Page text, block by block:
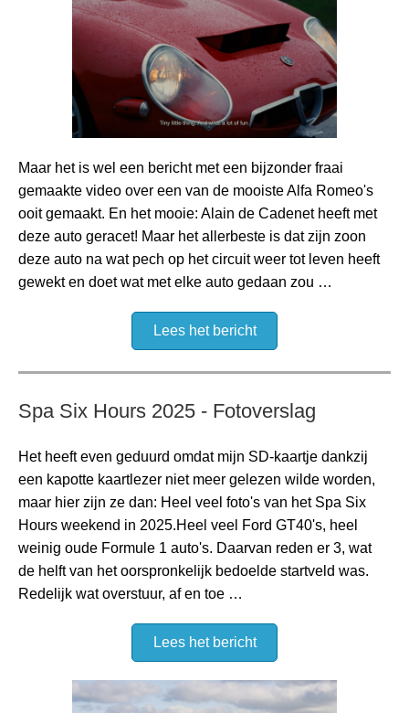
Maar het is wel een bericht met een bijzonder fraai
gemaakte video over een van de mooiste Alfa Romeo's
ooit gemaakt. En het mooie: Alain de Cadenet heeft met
deze auto geracet! Maar het allerbeste is dat zijn zoon
deze auto na wat pech op het circuit weer tot leven heeft
gewekt en doet wat met elke auto gedaan zou …
Lees het bericht
Spa Six Hours 2025 - Fotoverslag
Het heeft even geduurd omdat mijn SD-kaartje dankzij
een kapotte kaartlezer niet meer gelezen wilde worden,
maar hier zijn ze dan: Heel veel foto's van het Spa Six
Hours weekend in 2025.Heel veel Ford GT40's, heel
weinig oude Formule 1 auto's. Daarvan reden er 3, wat
de helft van het oorspronkelijk bedoelde startveld was.
Redelijk wat overstuur, af en toe …
Lees het bericht